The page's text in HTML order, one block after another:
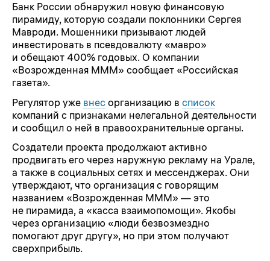
Банк России обнаружил новую финансовую
пирамиду, которую создали поклонники Сергея
Мавроди. Мошенники призывают людей
инвестировать в псевдовалюту «мавро»
и обещают 400% годовых. О компании
«Возрожденная МММ» сообщает «Российская
газета».
Регулятор уже внес организацию в список
компаний с признаками нелегальной деятельности
и сообщил о ней в правоохранительные органы.
Создатели проекта продолжают активно
продвигать его через наружную рекламу на Урале,
а также в социальных сетях и мессенджерах. Они
утверждают, что организация с говорящим
названием «Возрожденная МММ» — это
не пирамида, а «касса взаимопомощи». Якобы
через организацию «люди безвозмездно
помогают друг другу», но при этом получают
сверхприбыль.